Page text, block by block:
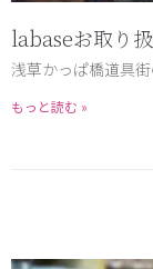
labaseお取り
浅草かっぱ橋道具
もっと読む »